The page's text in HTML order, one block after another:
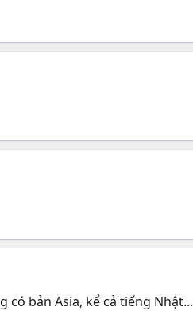
có bản Asia, kể cả tiếng Nhật...